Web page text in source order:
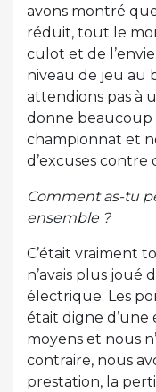
avons montré
réduit, tout le
culot et de
niveau de jeu au
attendions pas à
donne beaucoup
championnat et
d’excuses contre
Comment as-tu
ensemble ?
C’était vraiment
n’avais plus joué
électrique. Les
était digne d’une
moyens et nous
contraire, nous
prestation, la